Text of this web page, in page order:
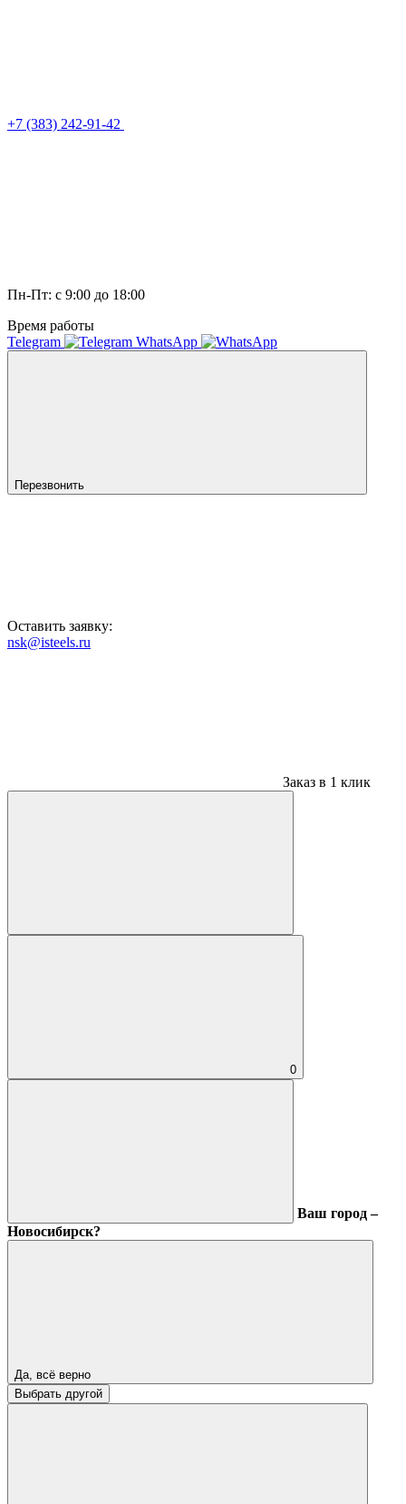
+7 (383) 242-91-42
Пн-Пт: с 9:00 до 18:00
Время работы
Telegram
WhatsApp
Перезвонить
Оставить заявку:
nsk@isteels.ru
Заказ в 1 клик
0
Ваш город –
Новосибирск?
Да, всё верно
Выбрать другой